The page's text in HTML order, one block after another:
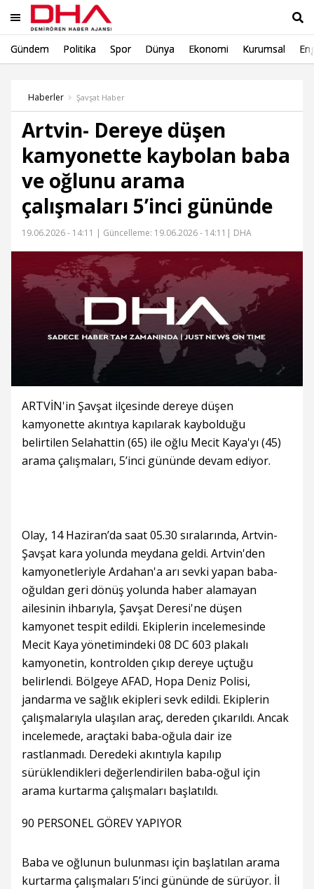
Gündem Politika Spor Dünya Ekonomi Kurumsal
Haberler Şavşat Haber
Artvin- Dereye düşen
kamyonette kaybolan baba
ve oğlunu arama
çalışmaları 5’inci gününde
19.06.2026 - 14:11 | Güncelleme: 19.06.2026 - 14:11 | DHA
ARTVİN'in Şavşat ilçesinde dereye düşen
kamyonette akıntıya kapılarak kaybolduğu
belirtilen Selahattin (65) ile oğlu Mecit Kaya'yı (45)
arama çalışmaları, 5’inci gününde devam ediyor.
Olay, 14 Haziran’da saat 05.30 sıralarında, Artvin-
Şavşat kara yolunda meydana geldi. Artvin'den
kamyonetleriyle Ardahan'a arı sevki yapan baba-
oğuldan geri dönüş yolunda haber alamayan
ailesinin ihbarıyla, Şavşat Deresi'ne düşen
kamyonet tespit edildi. Ekiplerin incelemesinde
Mecit Kaya yönetimindeki 08 DC 603 plakalı
kamyonetin, kontrolden çıkıp dereye uçtuğu
belirlendi. Bölgeye AFAD, Hopa Deniz Polisi,
jandarma ve sağlık ekipleri sevk edildi. Ekiplerin
çalışmalarıyla ulaşılan araç, dereden çıkarıldı. Ancak
incelemede, araçtaki baba-oğula dair ize
rastlanmadı. Deredeki akıntıyla kapılıp
sürüklendikleri değerlendirilen baba-oğul için
arama kurtarma çalışmaları başlatıldı.
90 PERSONEL GÖREV YAPIYOR
Baba ve oğlunun bulunması için başlatılan arama
kurtarma çalışmaları 5’inci gününde de sürüyor. İl